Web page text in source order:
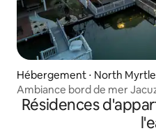
Hébergement ⋅ North
Ambiance bord de mer
acceptés
Résidences